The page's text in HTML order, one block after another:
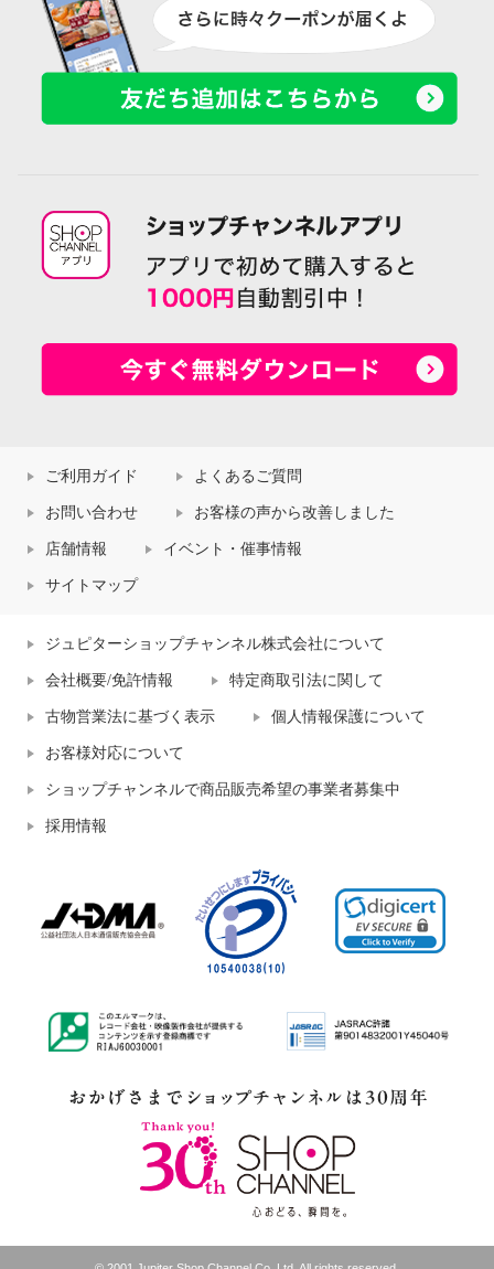
ご利用ガイド よくあるご質問
お問い合わせ お客様の声から改善しました
店舗情報 イベント・催事情報
サイトマップ
ジュピターショップチャンネル株式会社について
会社概要/免許情報 特定商取引法に関して
古物営業法に基づく表示 個人情報保護について
お客様対応について
ショップチャンネルで商品販売希望の事業者募集中
採用情報